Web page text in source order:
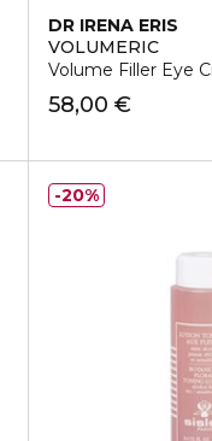
DR IRENA ERIS
VOLUMERIC
Volume Filler Eye
58,00 €
20%